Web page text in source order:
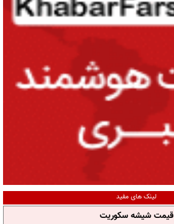
لینک های مفید
قیمت شیشه سکوریت